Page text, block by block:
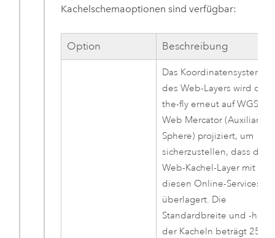
Kachelschemaoptionen sind verfügbar:
Option Beschreibung
Das Koordinatensystem
des Web-Layers wird on-
the-fly erneut auf WGS84
Web Mercator (Auxiliary
Sphere) projiziert, um
sicherzustellen, dass der
Web-Kachel-Layer mit
diesen Online-Services
überlagert. Die
Standardbreite und -höhe
der Kacheln beträgt 256 x